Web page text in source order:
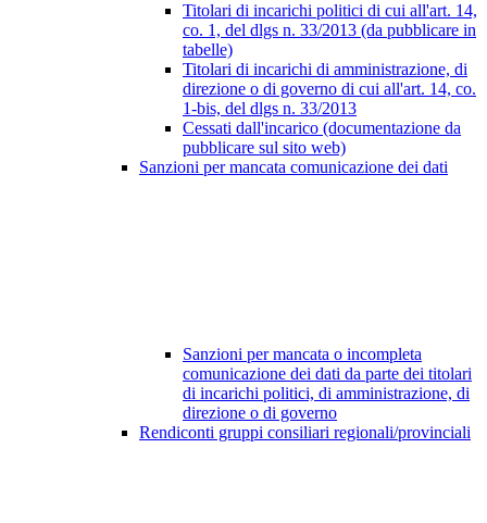
Titolari di incarichi politici di cui all'art. 14,
co. 1, del dlgs n. 33/2013 (da pubblicare in
tabelle)
Titolari di incarichi di amministrazione, di
direzione o di governo di cui all'art. 14, co.
1-bis, del dlgs n. 33/2013
Cessati dall'incarico (documentazione da
pubblicare sul sito web)
Sanzioni per mancata comunicazione dei dati
Sanzioni per mancata o incompleta
comunicazione dei dati da parte dei titolari
di incarichi politici, di amministrazione, di
direzione o di governo
Rendiconti gruppi consiliari regionali/provinciali